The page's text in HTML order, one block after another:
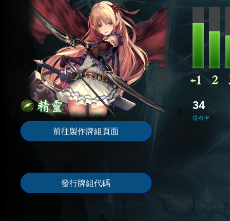
前往製作牌組頁面
34
從者卡
發行牌組代碼